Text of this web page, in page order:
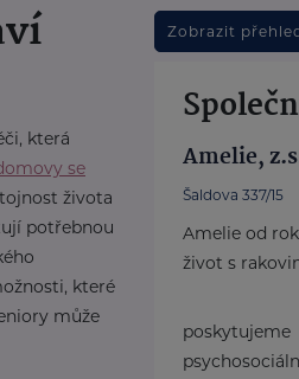
která
se
života
potřebnou
které
může
Zobrazit
Amelie,
Šaldova 337/15
Amelie od
život s
poskytujeme